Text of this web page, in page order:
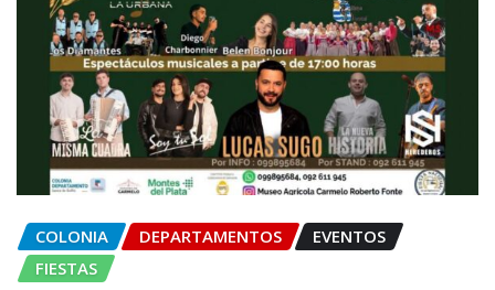
COLONIA DEPARTAMENTOS
EVENTOS
FIESTAS